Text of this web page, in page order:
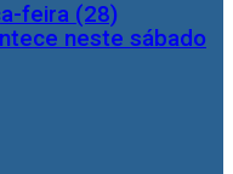
feira (28)
neste sábado